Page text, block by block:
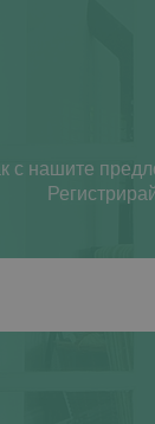
с нашите